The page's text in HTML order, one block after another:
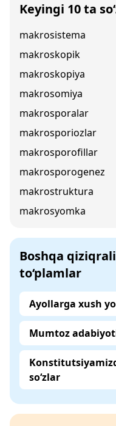
Keyingi 10 ta
makrosistema
makroskopik
makroskopiya
makrosomiya
makrosporalar
makrosporiozlar
makrosporofillar
makrosporogenez
makrostruktura
makrosyomka
Boshqa
to‘plamlar
Ayollarga xush
Mumtoz
so‘zlar